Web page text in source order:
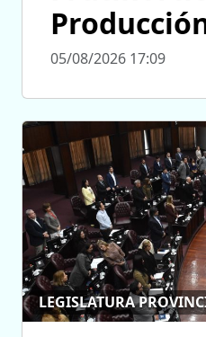
05/08/2026 17:09
LEGISLATURA